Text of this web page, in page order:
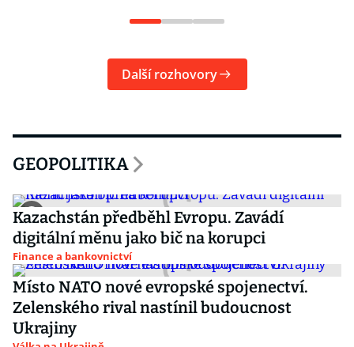
Další rozhovory
GEOPOLITIKA
Kazachstán předběhl Evropu. Zavádí
digitální měnu jako bič na korupci
Finance a bankovnictví
Místo NATO nové evropské spojenectví.
Zelenského rival nastínil budoucnost
Ukrajiny